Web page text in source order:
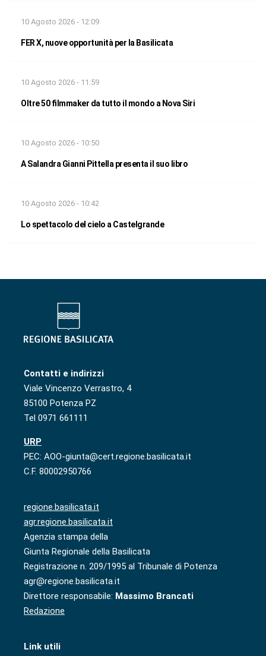
10 Agosto 2026 - 12:09
FER X, nuove opportunità per la Basilicata
10 Agosto 2026 - 11:59
Oltre 50 filmmaker da tutto il mondo a Nova Siri
10 Agosto 2026 - 10:50
A Salandra Gianni Pittella presenta il suo libro
10 Agosto 2026 - 10:42
Lo spettacolo del cielo a Castelgrande
Contatti e indirizzi
Viale Vincenzo Verrastro, 4
85100 Potenza PZ
Tel 0971 661111
URP
PEC: AOO-giunta@cert.regione.basilicata.it
C.F. 80002950766
regione.basilicata.it
agr.regione.basilicata.it
Agenzia stampa della
Giunta Regionale della Basilicata
Registrazione n. 209/1995 al Tribunale di Potenza
agr@regione.basilicata.it
Direttore responsabile: Massimo Brancati
Redazione
Link utili